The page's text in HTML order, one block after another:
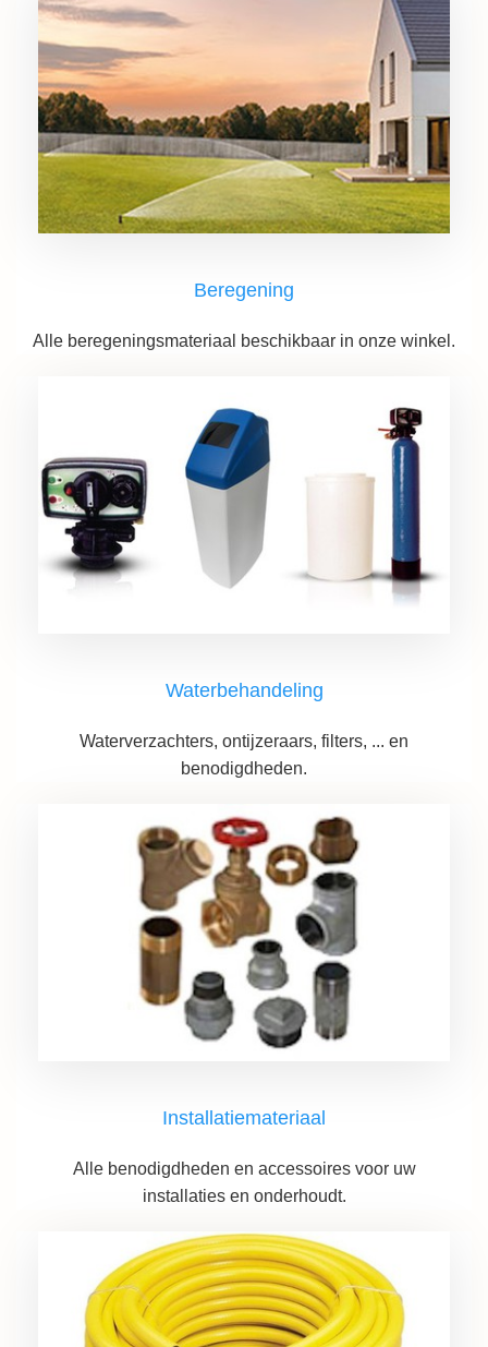
Beregening
Alle beregeningsmateriaal beschikbaar in onze winkel.
Waterbehandeling
Waterverzachters, ontijzeraars, filters, ... en
benodigdheden.
Installatiemateriaal
Alle benodigdheden en accessoires voor uw
installaties en onderhoudt.